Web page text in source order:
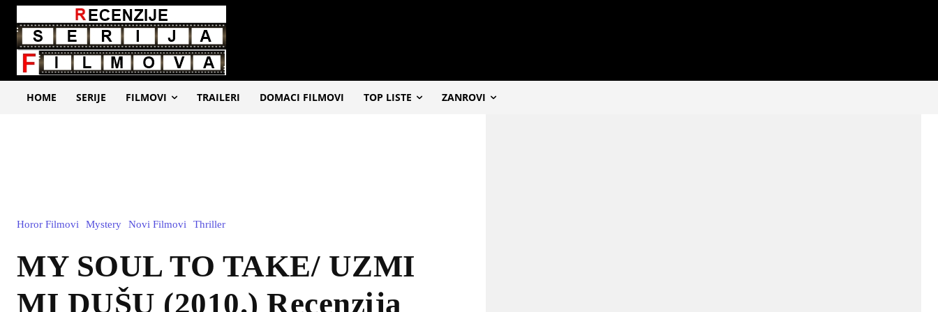
HOME SERIJE FILMOVI TRAILERI DOMACI FILMOVI TOP LISTE ZANROVI
Horor Filmovi Mystery Novi Filmovi Thriller
MY SOUL TO TAKE/ UZMI
MI DUŠU (2010.) Recenzija